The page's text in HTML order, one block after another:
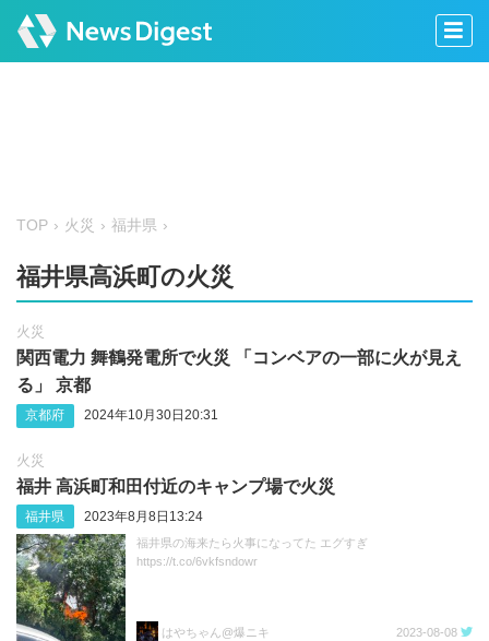
TOP 火災 福井県
福井県高浜町の火災
火災
関西電力 舞鶴発電所で火災 「コンベアの一部に火が見え
る」 京都
京都府 2024年10月30日20:31
火災
福井 高浜町和田付近のキャンプ場で火災
福井県 2023年8月8日13:24
福井県の海来たら火事になってた エグすぎ
https://t.co/6vkfsndowr
はやちゃん@爆ニキ 2023-08-08